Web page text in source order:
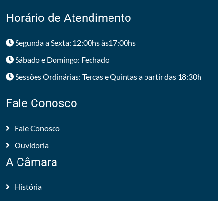
Horário de Atendimento
Segunda a Sexta: 12:00hs às17:00hs
Sábado e Domingo: Fechado
Sessões Ordinárias: Tercas e Quintas a partir das 18:30h
Fale Conosco
Fale Conosco
Ouvidoria
A Câmara
História